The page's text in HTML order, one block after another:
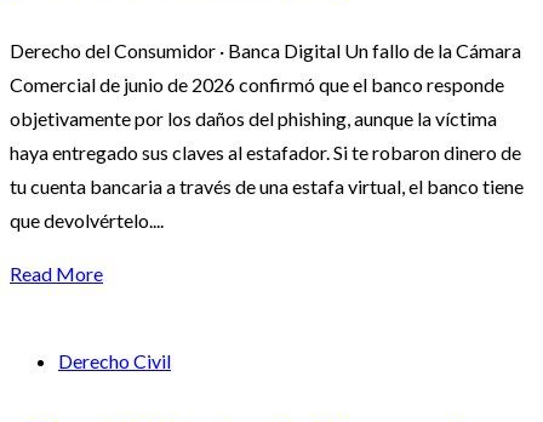
Derecho del Consumidor · Banca Digital Un fallo de la Cámara
Comercial de junio de 2026 confirmó que el banco responde
objetivamente por los daños del phishing, aunque la víctima
haya entregado sus claves al estafador. Si te robaron dinero de
tu cuenta bancaria a través de una estafa virtual, el banco tiene
que devolvértelo....
Read More
Derecho Civil